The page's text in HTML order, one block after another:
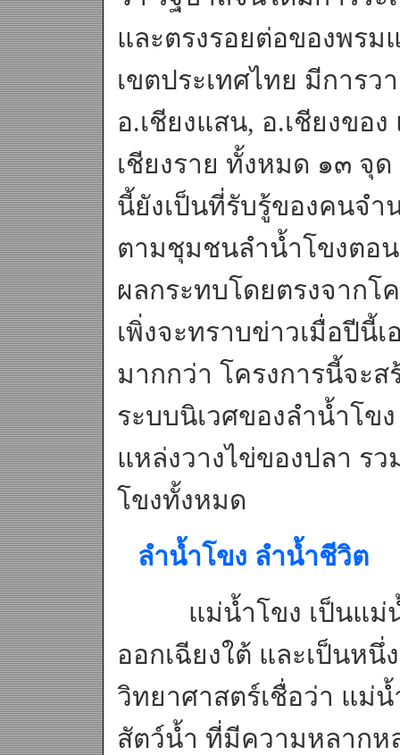
และตรงรอยต่อของพร
เขตประเทศไทย มีการว
อ.เชียงแสน, อ.เชียงขอ
เชียงราย ทั้งหมด ๑๓ จุ
นี้ยังเป็นที่รับรู้ของคนจ
ตามชุมชนลำน้ำโขงตอ
ผลกระทบโดยตรงจากโ
เพิ่งจะทราบข่าวเมื่อปีนี้
มากกว่า โครงการนี้จะ
ระบบนิเวศของลำน้ำโข
แหล่งวางไข่ของปลา ร
โขงทั้งหมด
ลำน้ำโขง ลำน้ำชีวิต
แม่น้ำโขง เป็นแม่น้ำ
ออกเฉียงใต้ และเป็นห
วิทยาศาสตร์เชื่อว่า แม่
สัตว์น้ำ ที่มีความหลาก